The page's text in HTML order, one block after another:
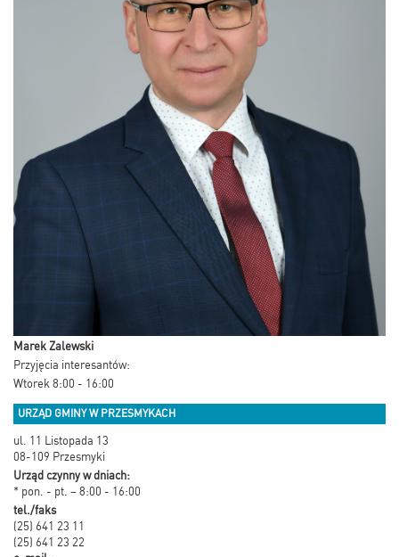
Marek Zalewski
Przyjęcia interesantów:
Wtorek 8:00 - 16:00
URZĄD GMINY W PRZESMYKACH
ul. 11 Listopada 13
08-109 Przesmyki
Urząd czynny w dniach:
* pon. - pt. – 8:00 - 16:00
tel./faks
(25) 641 23 11
(25) 641 23 22